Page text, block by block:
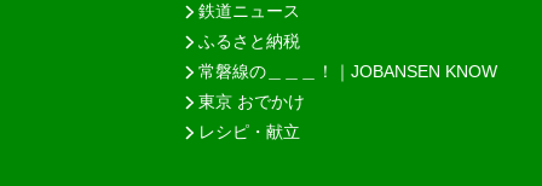
鉄道ニュース
ふるさと納税
常磐線の＿＿＿！｜JOBANSEN KNOW
東京 おでかけ
レシピ・献立